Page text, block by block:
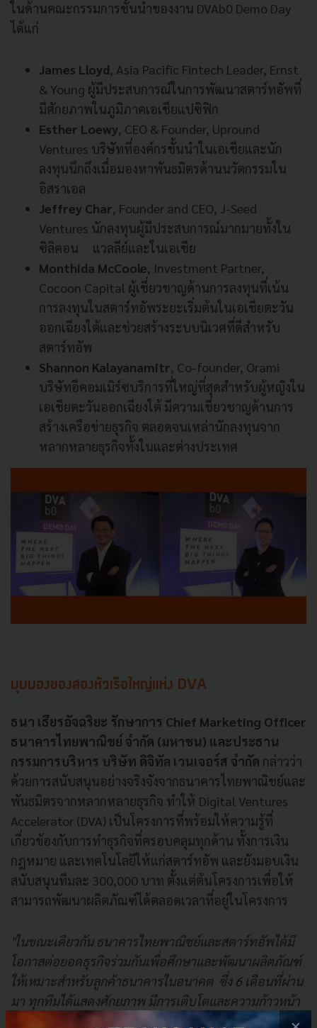
ในด้านคณะกรรมการชั้นนำของงาน DVAb0 Demo Day
ได้แก่
James Lloyd, Asia Pacific Fintech Leader, Ernst
& Young ผู้มีประสบการณ์ในการพัฒนาสตาร์ทอัพที่
มีศักยภาพในภูมิภาคเอเชียแปซิฟิก
Esther Loewy, CEO & Founder, Upround
Ventures บริษัทที่องค์กรชั้นนำในเอเชียและนัก
ลงทุนนึกถึงเมื่อมองหาพันธมิตรด้านนวัตกรรมใน
อิสราเอล
Jeffrey Char, Founder and CEO, J-Seed
Ventures นักลงทุนผู้มีประสบการณ์มากมายทั้งใน
ซิลิคอน แวลลีย์และในเอเชีย
Monthida McCoole, Investment Partner,
Cocoon Capital ผู้เชี่ยวชาญด้านการลงทุนที่เน้น
การลงทุนในสตาร์ทอัพระยะเริ่มต้นในเอเชียตะวัน
ออกเฉียงใต้และช่วยสร้างระบบนิเวศที่ดีสำหรับ
สตาร์ทอัพ
Shannon Kalayanamitr, Co-founder, Orami
บริษัทอีคอมเมิร์ซบริการที่ใหญ่ที่สุดสำหรับผู้หญิงใน
เอเชียตะวันออกเฉียงใต้ มีความเชี่ยวชาญด้านการ
สร้างเครือข่ายธุรกิจ ตลอดจนเหล่านักลงทุนจาก
หลากหลายธุรกิจทั้งในและต่างประเทศ
มุมมองของสองหัวเรือใหญ่แห่ง DVA
ธนา เธียรอัจฉริยะ รักษาการ Chief Marketing Officer
ธนาคารไทยพาณิชย์ จำกัด (มหาชน) และประธาน
กรรมการบริหาร บริษัท ดิจิทัล เวนเจอร์ส จำกัด กล่าวว่า
ด้วยการสนับสนุนอย่างจริงจังจากธนาคารไทยพาณิชย์และ
พันธมิตรจากหลากหลายธุรกิจ ทำให้ Digital Ventures
Accelerator (DVA) เป็นโครงการที่พร้อมให้ความรู้ที่
เกี่ยวข้องกับการทำธุรกิจที่ครอบคลุมทุกด้าน ทั้งการเงิน
กฎหมาย และเทคโนโลยีให้แก่สตาร์ทอัพ และยังมอบเงิน
สนับสนุนทีมละ 300,000 บาท ตั้งแต่ต้นโครงการเพื่อให้
สามารถพัฒนาผลิตภัณฑ์ได้ตลอดเวลาที่อยู่ในโครงการ
"ในขณะเดียวกัน ธนาคารไทยพาณิชย์และสตาร์ทอัพได้มี
โอกาสต่อยอดธุรกิจร่วมกันเพื่อศึกษาและพัฒนาผลิตภัณฑ์
ให้เหมาะสำหรับลูกค้าธนาคารในอนาคต ซึ่ง 6 เดือนที่ผ่าน
มา ทุกทีมได้แสดงศักยภาพ มีการเติบโตและความก้าวหน้า
ทางธุรกิจ และเพื่อเป็นการสนับสนุนให้สตาร์ทอัพเติบโต